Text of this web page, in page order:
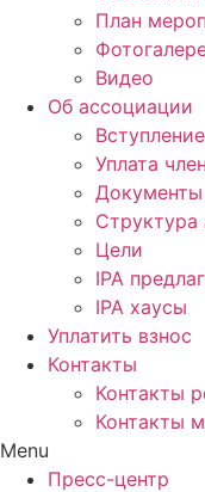
План
Видео
Об ассоциации
Уплата
Документы
Структура
Цели
IPA
IPA хаусы
Уплатить взнос
Контакты
Контакты
Контакты
Menu
Пресс-центр